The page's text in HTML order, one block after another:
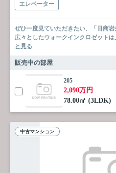
エレベーター
ぜひ一度見ていただきたい、「日商岩
広々としたウォークインクロゼット
と見る
販売中の部屋
205
2,090万円
78.00㎡ (3LDK)
中古マンション